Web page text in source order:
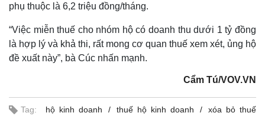
phụ thuộc là 6,2 triệu đồng/tháng.
“Việc miễn thuế cho nhóm hộ có doanh thu dưới 1 tỷ đồng
là hợp lý và khả thi, rất mong cơ quan thuế xem xét, ủng hộ
đề xuất này”, bà Cúc nhấn mạnh.
Cẩm Tú/VOV.VN
Tag: hộ kinh doanh thuế hộ kinh doanh
xóa bỏ thuế